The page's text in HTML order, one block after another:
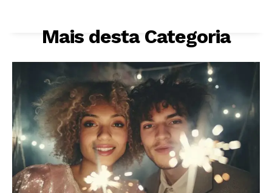
Mais desta Categoria